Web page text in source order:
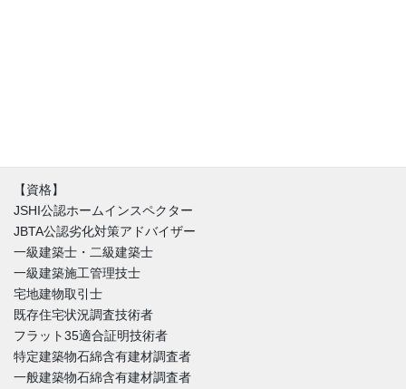
【資格】
JSHI公認ホームインスペクター
JBTA公認劣化対策アドバイザー
一級建築士・二級建築士
一級建築施工管理技士
宅地建物取引士
既存住宅状況調査技術者
フラット35適合証明技術者
特定建築物石綿含有建材調査者
一般建築物石綿含有建材調査者